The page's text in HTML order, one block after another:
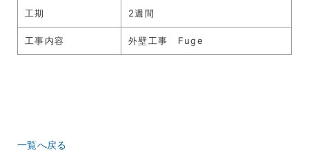
工期 2週間
工事内容 外壁工事 Fuge
一覧へ戻る